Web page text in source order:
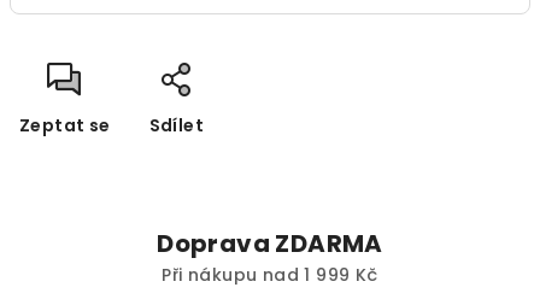
Zeptat se Sdílet
Doprava ZDARMA
Při nákupu nad 1 999 Kč